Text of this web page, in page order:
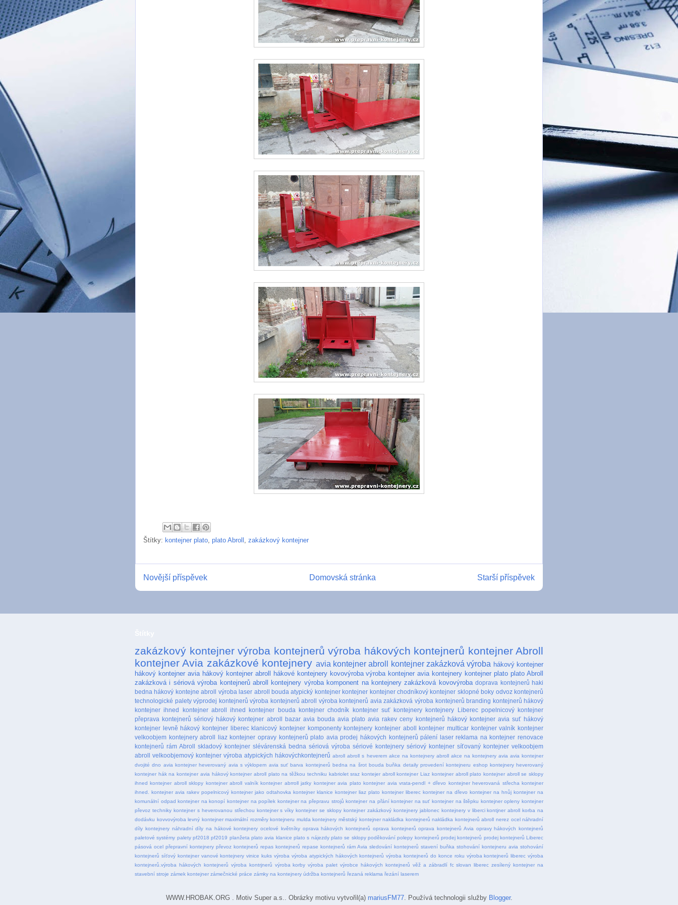
Štítky: kontejner plato plato Abroll zakázkový kontejner
Novější příspěvek Starší příspěvek
Domovská stránka
zakázkový kontejner výroba kontejnerů výroba hákových kontejnerů kontejner Abroll
kontejner Avia zakázkové kontejnery avia kontejner abroll kontejner zakázková výroba hákový kontejner
hákový kontejner avia hákový kontejner abroll hákové kontejnery kovovýroba výroba kontejner avia kontejnery kontejner plato plato Abroll
zakázková i sériová výroba kontejnerů abroll kontejnery výroba komponent na kontejnery zakázková kovovýroba doprava kontejnerů haki
bedna hákový kontejne abroll výroba laser abroll bouda atypický kontejner kontejner kontejner chodníkový kontejner sklopné boky odvoz kontejnerů
technologické palety výprodej kontejnerů výroba kontejnerů abroll výroba kontejnerů avia zakázková výroba kontejnerů branding kontejnerů hákový
kontejner ihned
kontejner abroll ihned kontejner bouda kontejner chodník kontejner suť kontejnery kontejnery Liberec popelnicový kontejner
přeprava kontejnerů sériový hákový kontejner abroll bazar avia bouda avia plato avia rakev ceny kontejnerů hákový kontejner avia suť hákový
kontejner levně hákový kontejner liberec klanicový kontejner komponenty kontejnery kontejner aboll kontejner multicar kontejner valník kontejner
velkoobjem kontejnery abroll liaz kontejner opravy kontejnerů plato avia prodej hákových kontejnerů pálení laser reklama na kontejner renovace
kontejnerů rám Abroll skladový kontejner slévárenská bedna sériová výroba sériové kontejnery sériový kontejner síťovaný kontejner velkoobjem
abroll velkoobjemový kontejner výroba atypických hákovýchkontejnerů abroll abroll s heverem akce na kontejnery abroll akce na kontejnery avia avia kontejner
dvojité dno avia kontejner heverovaný avia s výklopem avia suť barva kontejnerů bedna na šrot bouda buňka detaily provedení kontejneru eshop kontejnery heverovaný
kontejner hák na kontejner avia hákový kontejner abroll plato na těžkou techniku kabriolet sraz kontejer abroll kontejner Liaz kontejner abroll plato kontejner abroll se sklopy
ihned kontejner abroll sklopy kontejner abroll valník kontejner abrroll jatky kontejner avia plato kontejner avia vrata-pendl + dřevo kontejner heverovaná střecha kontejner
ihned. kontejner avia rakev popelnicový kontejner jako odtahovka kontejner klanice kontejner liaz plato kontejner liberec kontejner na dřevo kontejner na hnůj kontejner na
komunální odpad kontejner na konopí kontejner na popílek kontejner na přepravu strojů kontejner na přání kontejner na suť kontejner na štěpku kontejner opleny kontejner
převoz techniky kontejner s heverovanou střechou kontejner s víky kontejner se sklopy kontejner zakázkový kontejnery jablonec kontejnery v liberci kontjner abroll korba na
dodávku kovvovýroba levný kontejner maximální rozměry kontejneru mulda kontejnery městský kontejner nakládka kontejnerů nakládka kontejnerů abroll nerez ocel náhradní
díly kontejnery náhradní díly na hákové kontejnery ocelové květníky oprava hákových kontejnerů oprava kontejnerů oprava kontejnerů Avia opravy hákových kontejnerů
paletové systémy palety pf2018 pf2019 planžeta plato avia klanice plato s nájezdy plato se sklopy poděkování polepy kontejnerů prodej kontejnerů prodej kontejnerů Liberec
pásová ocel přepravní kontejnery převoz kontejnerů repas kontejnerů repase kontejnerů rám Avia sledování kontejnerů stavení buňka stohování kontejneru avia stohování
kontejnerů síťový kontejner vanové kontejnery vinice kuks výroba výroba atypických hákových kontejnerů výroba kontejnerů do konce roku výroba kontejnerů liberec výroba
kontejnerů.výroba hákových kontejnerů výroba kontrjnerů výroba korby výroba palet výrobce hákových kontejnerů věž a zábradlí fc slovan liberec zesílený kontejner na
stavební stroje zámek kontejner zámečnické práce zámky na kontejnery údržba kontejnerů řezaná reklama řezání laserem
WWW.HROBAK.ORG . Motiv Super a.s.. Obrázky motivu vytvořil(a) mariusFM77. Používá technologii služby Blogger.